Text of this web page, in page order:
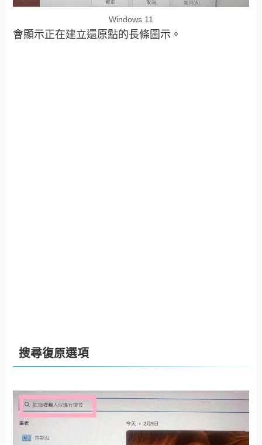
Windows 11
會顯示正在建立還原點的長條圖示。
搜尋復原選項